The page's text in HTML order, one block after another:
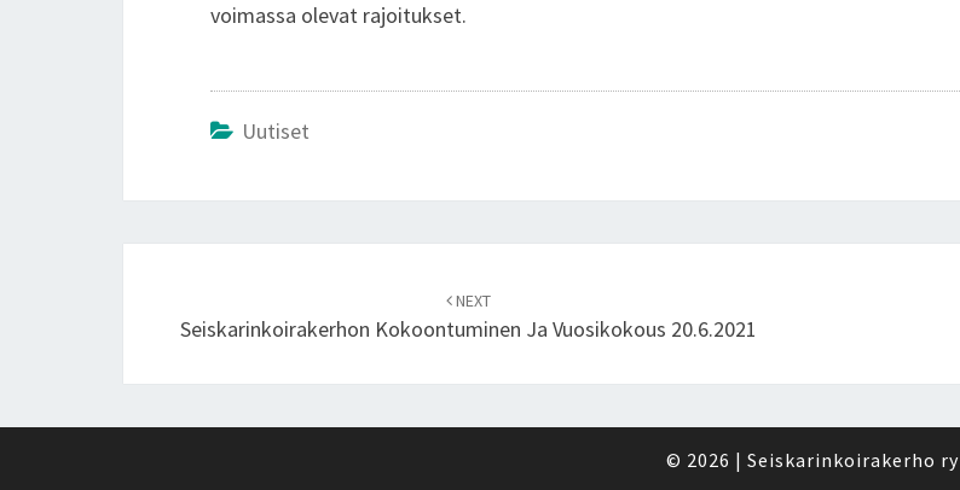
voimassa olevat rajoitukset.
Uutiset
NEXT
Seiskarinkoirakerhon Kokoontuminen Ja Vuosikokous 20.6.2021
© 2026 | Seiskarinkoirakerho ry